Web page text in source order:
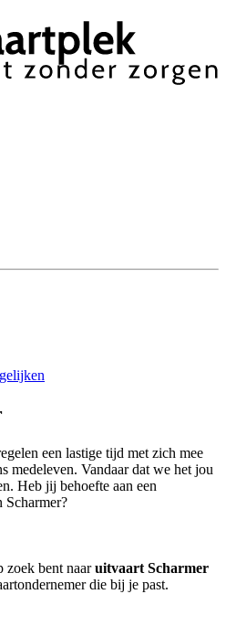
een lastige tijd met zich mee
medeleven. Vandaar dat we het jou
Heb jij behoefte aan een
Scharmer?
zoek bent naaruitvaart Scharmer
die bij je past.